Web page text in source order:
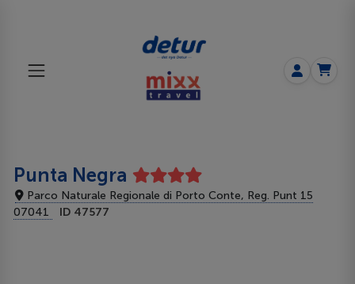
Punta Negra
Parco Naturale Regionale di Porto Conte, Reg. Punt 15
07041
ID 47577